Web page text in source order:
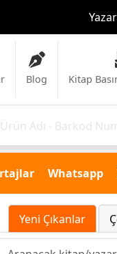
Blog Kitap
Whatsapp
Yeni Çıkanlar